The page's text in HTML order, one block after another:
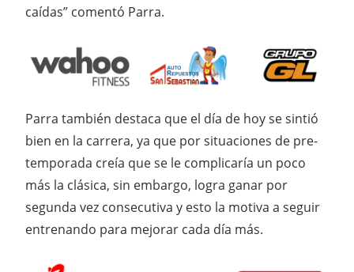
caídas” comentó Parra.
Parra también destaca que el día de hoy se sintió
bien en la carrera, ya que por situaciones de pre-
temporada creía que se le complicaría un poco
más la clásica, sin embargo, logra ganar por
segunda vez consecutiva y esto la motiva a seguir
entrenando para mejorar cada día más.